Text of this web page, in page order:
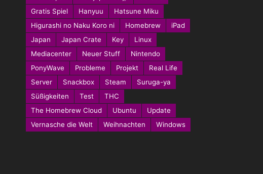
Gratis Spiel
Hanyuu
Hatsune Miku
Higurashi no Naku Koro ni
Homebrew
iPad
Japan
Japan Crate Key
Linux
Mediacenter
Neuer Stuff
Nintendo
PonyWave
Probleme Projekt
Real Life
Server
Snackbox Steam
Suruga-ya
Süßigkeiten
Test
THC
The Homebrew Cloud
Ubuntu
Update
Vernasche die Welt
Weihnachten Windows